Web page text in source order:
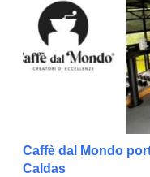
Caffè dal Mondo
Caldas